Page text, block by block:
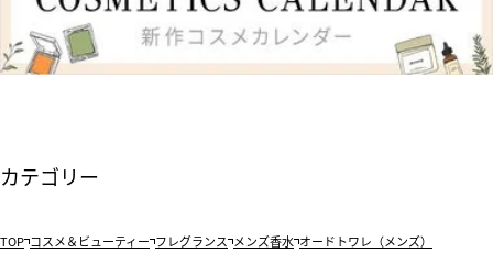
カテゴリー
TOP コスメ＆ビューティー フレグランス メンズ香水 オードトワレ（メンズ）